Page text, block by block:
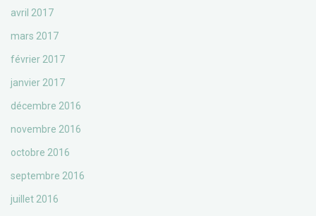
avril 2017
mars 2017
février 2017
janvier 2017
décembre 2016
novembre 2016
octobre 2016
septembre 2016
juillet 2016